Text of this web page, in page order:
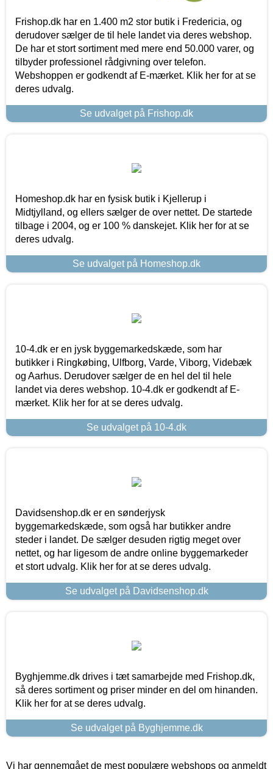
Frishop.dk har en 1.400 m2 stor butik i Fredericia, og
derudover sælger de til hele landet via deres webshop.
De har et stort sortiment med mere end 50.000 varer, og
tilbyder professionel rådgivning over telefon.
Webshoppen er godkendt af E-mærket. Klik her for at se
deres udvalg.
Se udvalget på Frishop.dk
Homeshop.dk har en fysisk butik i Kjellerup i
Midtjylland, og ellers sælger de over nettet. De startede
tilbage i 2004, og er 100 % danskejet. Klik her for at se
deres udvalg.
Se udvalget på Homeshop.dk
10-4.dk er en jysk byggemarkedskæde, som har
butikker i Ringkøbing, Ulfborg, Varde, Viborg, Videbæk
og Aarhus. Derudover sælger de en hel del til hele
landet via deres webshop. 10-4.dk er godkendt af E-
mærket. Klik her for at se deres udvalg.
Se udvalget på 10-4.dk
Davidsenshop.dk er en sønderjysk
byggemarkedskæde, som også har butikker andre
steder i landet. De sælger desuden rigtig meget over
nettet, og har ligesom de andre online byggemarkeder
et stort udvalg. Klik her for at se deres udvalg.
Se udvalget på Davidsenshop.dk
Byghjemme.dk drives i tæt samarbejde med Frishop.dk,
så deres sortiment og priser minder en del om hinanden.
Klik her for at se deres udvalg.
Se udvalget på Byghjemme.dk
Vi har gennemgået de mest populære webshops og anmeldt